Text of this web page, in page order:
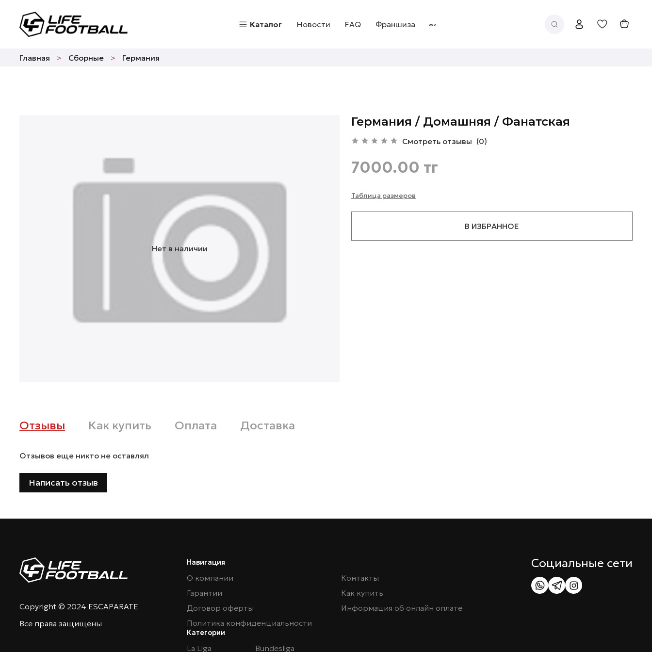
Каталог Новости FAQ Франшиза
Главная Сборные Германия
Нет в наличии
Германия / Домашняя / Фанатская
Смотреть отзывы (0)
Таблица размеров
7000.00 тг
В ИЗБРАННОЕ
Отзывы Как купить Оплата Доставка
Отзывов еще никто не оставлял
Написать отзыв
Copyright © 2024 ESCAPARATE
Все права защищены
Навигация
О компании
Контакты
Гарантии
Как купить
Договор оферты
Информация об онлайн оплате
Политика конфиденциальности
Категории
La Liga Bundesliga
Социальные сети